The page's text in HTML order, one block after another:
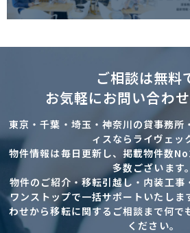
ご相談は無料
お気軽にお問い合わ
東京・千葉・埼玉・神奈川の貸事務所
ィスならライヴェッ
物件情報は毎日更新し、掲載物件数
多数ございます。
物件のご紹介・移転引越し・内装工事
ワンストップで一括サポートいたしま
わせから移転に関するご相談まで何で
ください。